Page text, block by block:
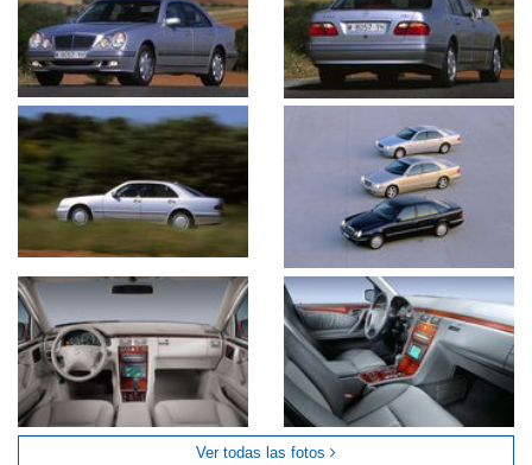
Ver todas las fotos